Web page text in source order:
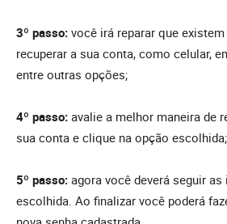
3º passo: você irá reparar que
recuperar a sua conta, como celular,
entre outras opções;
4º passo: avalie a melhor maneira de
sua conta e clique na opção escolhida;
5º passo: agora você deverá seguir
escolhida. Ao finalizar você poderá